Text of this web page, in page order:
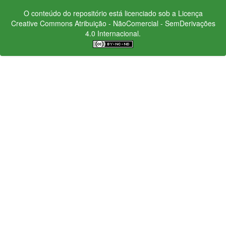
O conteúdo do repositório está licenciado sob a Licença
Creative CommonsAtribuição - NãoComercial - SemDerivações
4.0 Internacional.